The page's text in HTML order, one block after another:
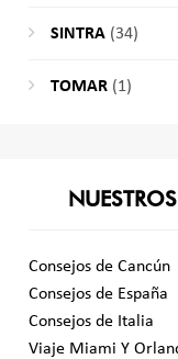
SINTRA(34)
TOMAR(1)
Consejos de Cancún
Consejos de España
Consejos de Italia
Viaje Miami Y